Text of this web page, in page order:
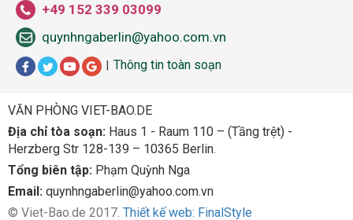
+49 152 339 03099
quynhngaberlin@yahoo.com.vn
Thông tin toàn soạn
VĂN PHÒNG VIET-BAO.DE
Địa chỉ tòa soạn: Haus 1 - Raum 110 – (Tầng trệt) -
Herzberg Str 128-139 – 10365 Berlin.
Tổng biên tập: Phạm Quỳnh Nga
Email: quynhngaberlin@yahoo.com.vn
© Viet-Bao.de 2017. Thiết kế web: FinalStyle